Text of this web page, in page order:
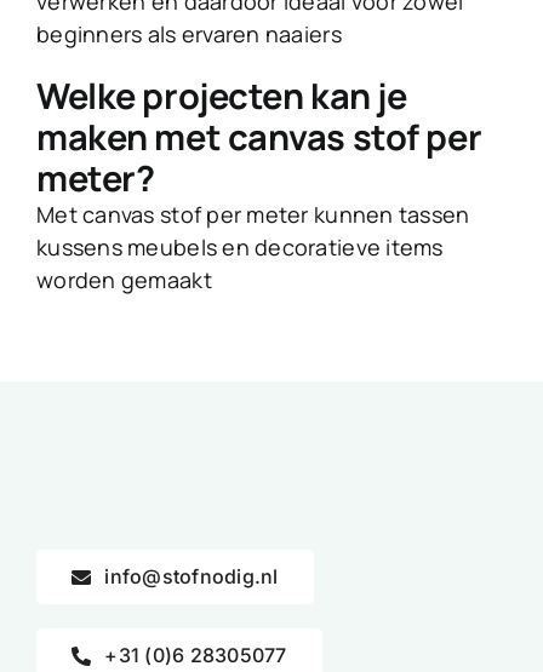
beginners als ervaren naaiers
Welke projecten kan je
maken met canvas stof per
meter?
Met canvas stof per meter kunnen tassen
kussens meubels en decoratieve items
worden gemaakt
info@stofnodig.nl
+31 (0)6 28305077